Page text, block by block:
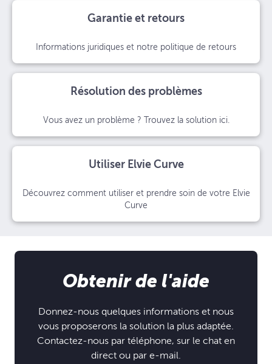
Garantie et retours
Informations juridiques et notre politique de retours
Résolution des problèmes
Vous avez un problème ? Trouvez la solution ici.
Utiliser Elvie Curve
Découvrez comment utiliser et prendre soin de votre Elvie
Curve
Obtenir de l'aide
Donnez-nous quelques informations et nous
vous proposerons la solution la plus adaptée.
Contactez-nous par téléphone, sur le chat en
direct ou par e-mail.